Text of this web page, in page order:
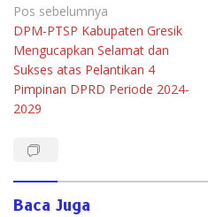
Navigasi
pos
Pos sebelumnya
DPM-PTSP Kabupaten Gresik
Mengucapkan Selamat dan
Sukses atas Pelantikan 4
Pimpinan DPRD Periode 2024-
2029
Baca Juga